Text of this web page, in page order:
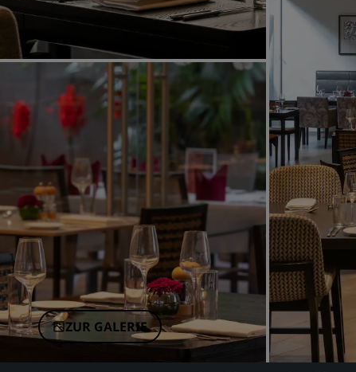
Verbundene Marken in China
ZUR GALERIE